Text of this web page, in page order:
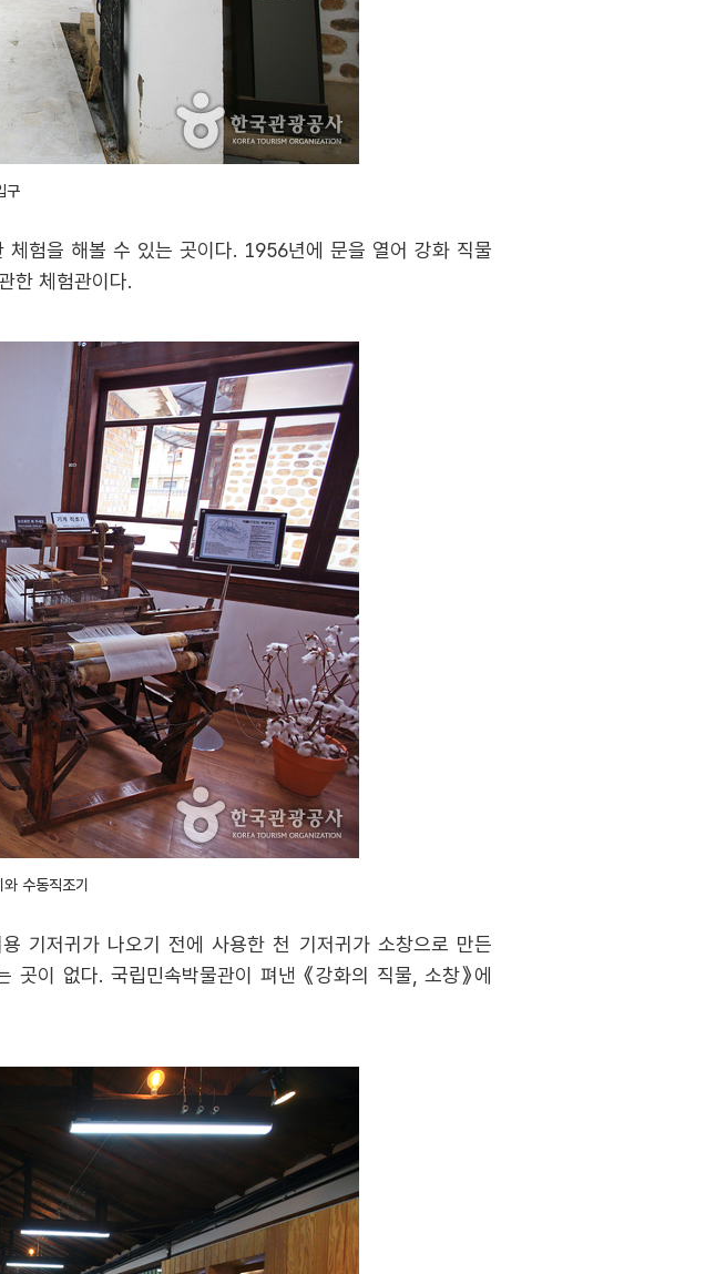
구
험을 해볼 수 있는 곳이다. 1956년에 문을 열어 강화 직물
한 체험관이다.
수동직조기
기저귀가 나오기 전에 사용한 천 기저귀가 소창으로 만든
이 없다. 국립민속박물관이 펴낸 《강화의 직물, 소창》에